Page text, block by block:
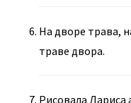
На дворе трава,
траве двора.
Рисовала Лариса